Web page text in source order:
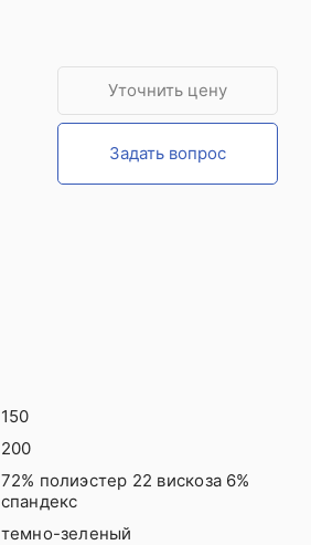
Уточнить цену
Задать вопрос
150
200
72% полиэстер 22 вискоза 6%
спандекс
темно-зеленый